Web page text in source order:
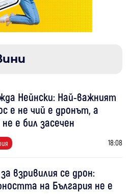
Нейнски: Най-важният
е не чий е дронът, а
е бил засечен
18:08
взривилия се дрон:
на България не е